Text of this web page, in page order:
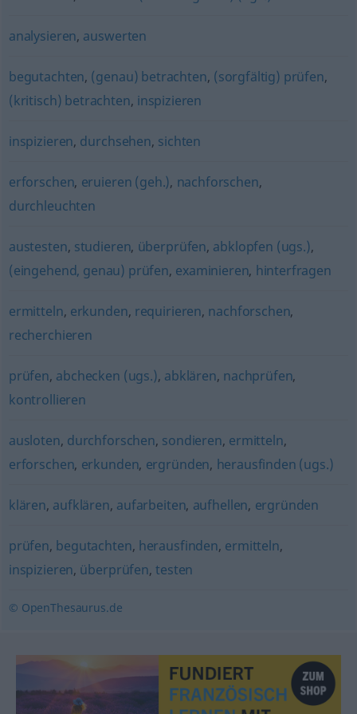
analysieren, auswerten
begutachten, (genau) betrachten, (sorgfältig) prüfen,
(kritisch) betrachten, inspizieren
inspizieren, durchsehen, sichten
erforschen, eruieren (geh.), nachforschen,
durchleuchten
austesten, studieren, überprüfen, abklopfen (ugs.),
(eingehend, genau) prüfen, examinieren, hinterfragen
ermitteln, erkunden, requirieren, nachforschen,
recherchieren
prüfen, abchecken (ugs.), abklären, nachprüfen,
kontrollieren
ausloten, durchforschen, sondieren, ermitteln,
erforschen, erkunden, ergründen, herausfinden (ugs.)
klären, aufklären, aufarbeiten, aufhellen, ergründen
prüfen, begutachten, herausfinden, ermitteln,
inspizieren, überprüfen,testen
© OpenThesaurus.de